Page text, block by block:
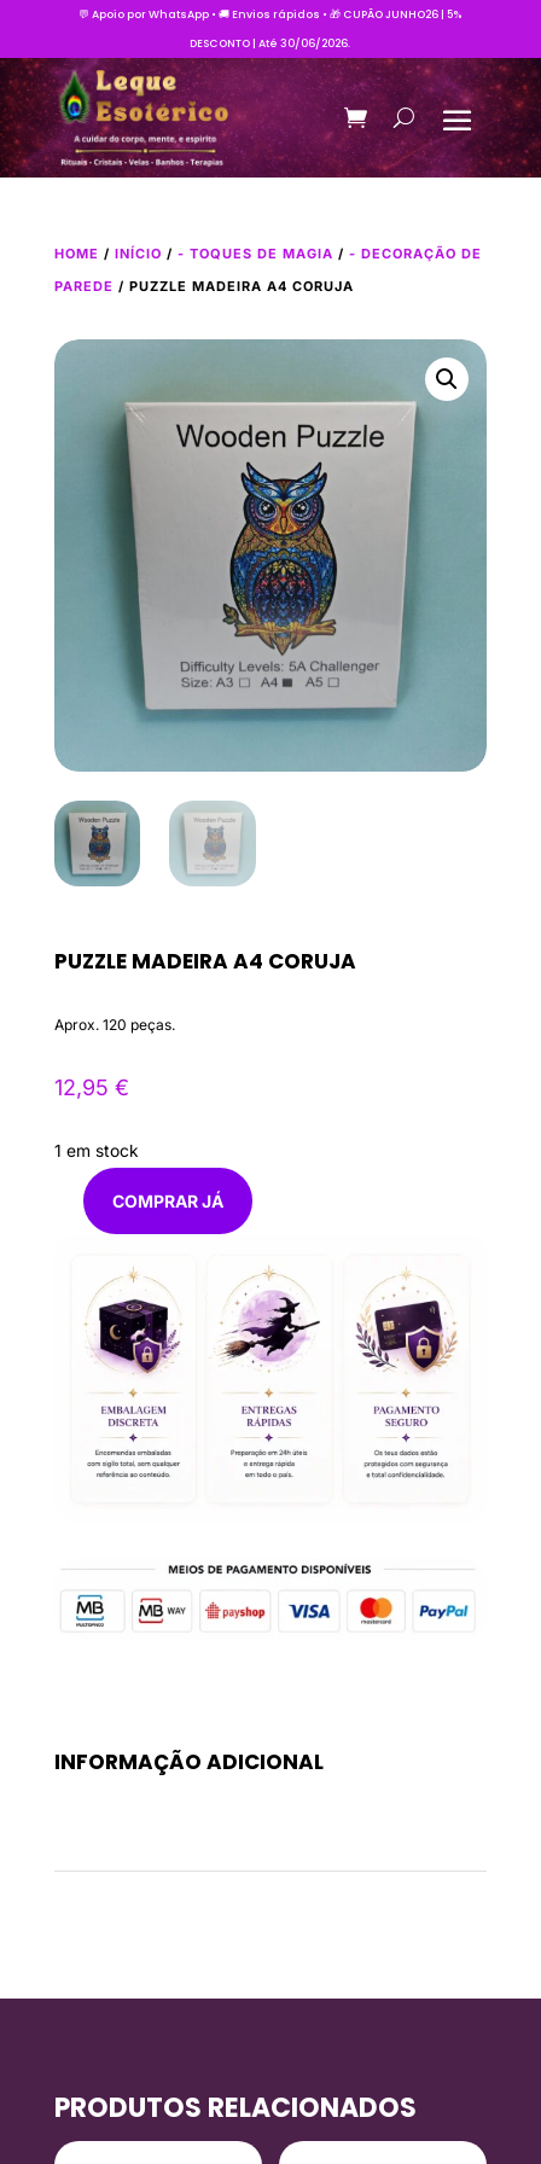
💬 Apoio por WhatsApp • 🚚 Envios rápidos • 🎁 CUPÃO JUNHO26 | 5%
DESCONTO | Até 30/06/2026.
HOME / INÍCIO / - TOQUES DE MAGIA / - DECORAÇÃO DE
PAREDE / PUZZLE MADEIRA A4 CORUJA
PUZZLE MADEIRA A4 CORUJA
Aprox. 120 peças.
12,95 €
1 em stock
Quantidade
Puzzle
Madeira
COMPRAR JÁ
INFORMAÇÃO ADICIONAL
PRODUTOS RELACIONADOS